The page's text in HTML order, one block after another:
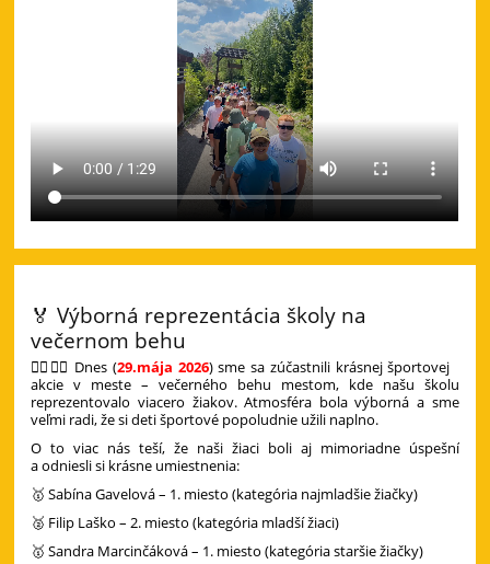
🏅 Výborná reprezentácia školy na
večernom behu
🏃‍♀️🏃‍♂️ Dnes (29.mája 2026) sme sa zúčastnili krásnej športovej
akcie v meste – večerného behu mestom, kde našu školu
reprezentovalo viacero žiakov. Atmosféra bola výborná a sme
veľmi radi, že si deti športové popoludnie užili naplno.
O to viac nás teší, že naši žiaci boli aj mimoriadne úspešní
a odniesli si krásne umiestnenia:
🥇 Sabína Gavelová – 1. miesto (kategória najmladšie žiačky)
🥈 Filip Laško – 2. miesto (kategória mladší žiaci)
🥇 Sandra Marcinčáková – 1. miesto (kategória staršie žiačky)